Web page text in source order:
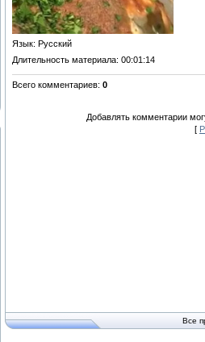
Язык: Русский
Длительность материала: 00:01:14
Всего комментариев: 0
Добавлять комментарии
[
Все